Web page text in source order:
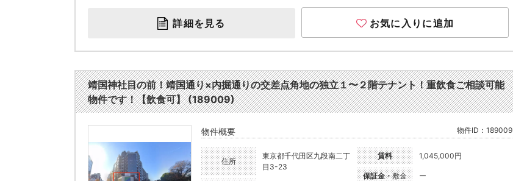
詳細を見る お気に入りに追加
靖国神社目の前！靖国通り×内掘通りの交差点角地の独立１〜２階テナント！重飲食ご相談可能
物件です！【飲食可】 (189009)
物件概要 物件ID：189009
住所
東京都千代田区九段南二丁
目3-23
賃料 1,045,000円
保証金・敷金 ー